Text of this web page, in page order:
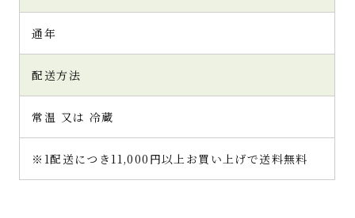
ほっとひと息つきたい時にも食べたい、魅力
的なクッキーだと感じました。
高級感あふれる抹茶クッキー！
(5)
通年
配送方法
常温 又は 冷蔵
※1配送につき11,000円以上お買い上げで送料無料